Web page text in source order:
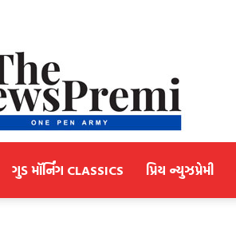
ગુડ મૉર્નિંગ CLASSICS પ્રિય ન્યુઝપ્રેમી